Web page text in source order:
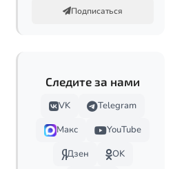
Подписаться
Следите за нами
VK
Telegram
Макс
YouTube
Дзен
OK